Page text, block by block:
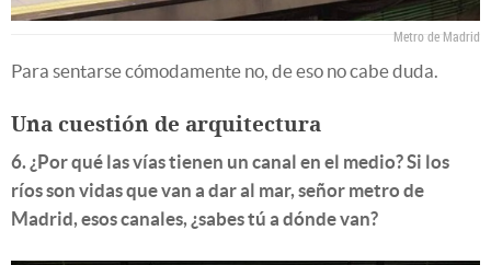
Metro de Madrid
Para sentarse cómodamente no, de eso no cabe duda.
Una cuestión de arquitectura
6. ¿Por qué las vías tienen un canal en el medio? Si los
ríos son vidas que van a dar al mar, señor metro de
Madrid, esos canales, ¿sabes tú a dónde van?